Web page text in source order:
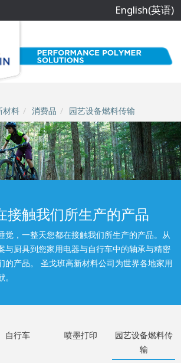
English(英语)
材料 消费品 园艺设备燃料传输
接触我们所生产的产品
觉，一整天您都在接触我们所生产的产品。从
与厨具到您家用电器与自行车中的轴承与精密
的产品。 圣戈班高新材料公司为世界各地家用
自行车 喷墨打印
园艺设备燃料传
输